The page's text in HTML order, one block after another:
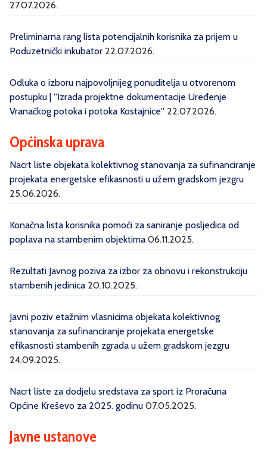
27.07.2026.
Preliminarna rang lista potencijalnih korisnika za prijem u
Poduzetnički inkubator 22.07.2026.
Odluka o izboru najpovoljnijeg ponuditelja u otvorenom
postupku | ''Izrada projektne dokumentacije Uređenje
Vranačkog potoka i potoka Kostajnice'' 22.07.2026.
Općinska uprava
Nacrt liste objekata kolektivnog stanovanja za sufinanciranje
projekata energetske efikasnosti u užem gradskom jezgru
25.06.2026.
Konačna lista korisnika pomoći za saniranje posljedica od
poplava na stambenim objektima 06.11.2025.
Rezultati Javnog poziva za izbor za obnovu i rekonstrukciju
stambenih jedinica 20.10.2025.
Javni poziv etažnim vlasnicima objekata kolektivnog
stanovanja za sufinanciranje projekata energetske
efikasnosti stambenih zgrada u užem gradskom jezgru
24.09.2025.
Nacrt liste za dodjelu sredstava za sport iz Proračuna
Općine Kreševo za 2025. godinu 07.05.2025.
Javne ustanove